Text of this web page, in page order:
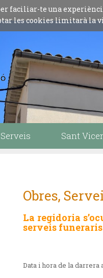
faciliar-te una
les cookies limitarà
Serveis Sant
Obres,
La regidoria
serveis
Data i hora de la